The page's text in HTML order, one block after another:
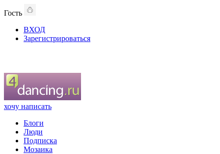
Гость
ВХОД
Зарегистрироваться
хочу написать
Блоги
Люди
Подписка
Мозаика